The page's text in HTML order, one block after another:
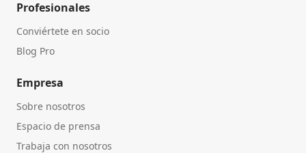
Profesionales
Conviértete en socio
Blog Pro
Empresa
Sobre nosotros
Espacio de prensa
Trabaja con nosotros